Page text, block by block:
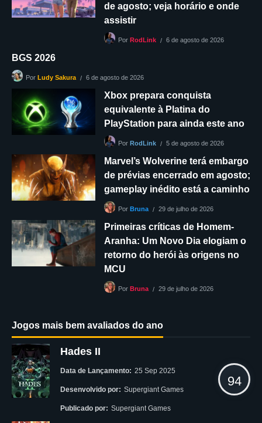
de agosto; veja horário e onde
assistir
Por RodLink 6 de agosto de 2026
BGS 2026
Por Ludy Sakura 6 de agosto de 2026
Xbox prepara conquista
equivalente à Platina do
PlayStation para ainda este ano
Por RodLink 5 de agosto de 2026
Marvel’s Wolverine terá embargo
de prévias encerrado em agosto;
gameplay inédito está a caminho
Por Bruna 29 de julho de 2026
Primeiras críticas de Homem-
Aranha: Um Novo Dia elogiam o
retorno do herói às origens no
MCU
Por Bruna 29 de julho de 2026
Jogos mais bem avaliados do ano
Hades II
Data de Lançamento: 25 Sep 2025
Desenvolvido por: Supergiant Games
Publicado por: Supergiant Games
94